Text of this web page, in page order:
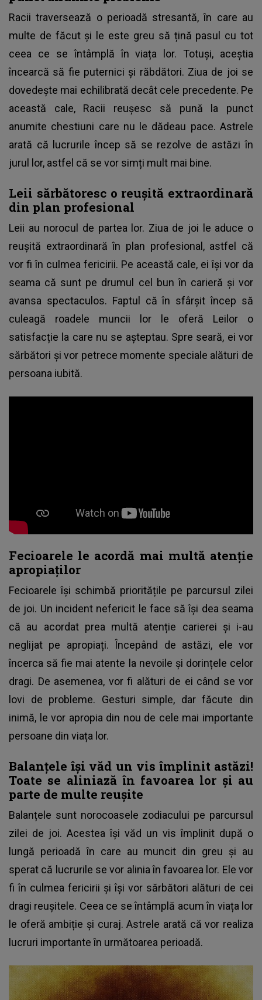
Racii traversează o perioadă stresantă, în care au
multe de făcut și le este greu să țină pasul cu tot
ceea ce se întâmplă în viața lor. Totuși, aceștia
încearcă să fie puternici și răbdători. Ziua de joi se
dovedește mai echilibrată decât cele precedente. Pe
această cale, Racii reușesc să pună la punct
anumite chestiuni care nu le dădeau pace. Astrele
arată că lucrurile încep să se rezolve de astăzi în
jurul lor, astfel că se vor simți mult mai bine.
Leii sărbătoresc o reușită extraordinară
din plan profesional
Leii au norocul de partea lor. Ziua de joi le aduce o
reușită extraordinară în plan profesional, astfel că
vor fi în culmea fericirii. Pe această cale, ei își vor da
seama că sunt pe drumul cel bun în carieră și vor
avansa spectaculos. Faptul că în sfârșit încep să
culeagă roadele muncii lor le oferă Leilor o
satisfacție la care nu se așteptau. Spre seară, ei vor
sărbători și vor petrece momente speciale alături de
persoana iubită.
Fecioarele le acordă mai multă atenție
apropiaților
Fecioarele își schimbă prioritățile pe parcursul zilei
de joi. Un incident nefericit le face să își dea seama
că au acordat prea multă atenție carierei și i-au
neglijat pe apropiați. Începând de astăzi, ele vor
încerca să fie mai atente la nevoile și dorințele celor
dragi. De asemenea, vor fi alături de ei când se vor
lovi de probleme. Gesturi simple, dar făcute din
inimă, le vor apropia din nou de cele mai importante
persoane din viața lor.
Balanțele își văd un vis împlinit astăzi!
Toate se aliniază în favoarea lor și au
parte de multe reușite
Balanțele sunt norocoasele zodiacului pe parcursul
zilei de joi. Acestea își văd un vis împlinit după o
lungă perioadă în care au muncit din greu și au
sperat că lucrurile se vor alinia în favoarea lor. Ele vor
fi în culmea fericirii și își vor sărbători alături de cei
dragi reușitele. Ceea ce se întâmplă acum în viața lor
le oferă ambiție și curaj. Astrele arată că vor realiza
lucruri importante în următoarea perioadă.